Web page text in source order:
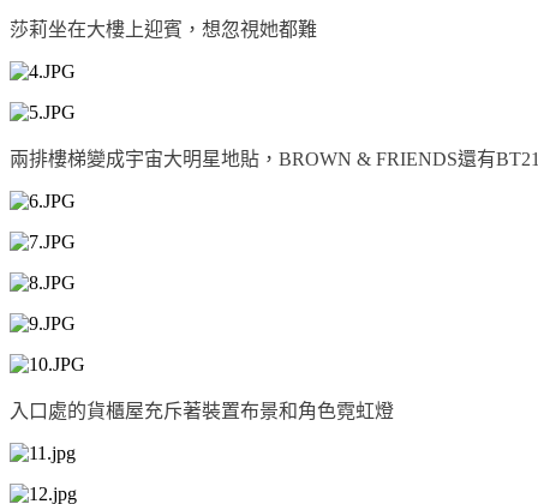
莎莉坐在大樓上迎賓，想忽視她都難
兩排樓梯變成宇宙大明星地貼，BROWN & FRIENDS還有
入口處的貨櫃屋充斥著裝置布景和角色霓虹燈